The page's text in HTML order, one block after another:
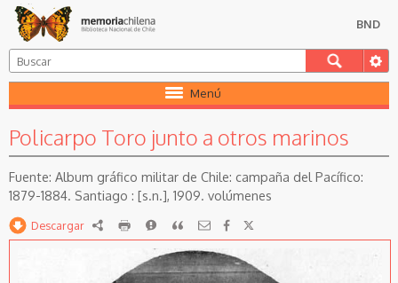
BND
Menú
Policarpo Toro junto a otros marinos
Album gráfico militar de Chile: campaña del Pacífico:
1879-1884. Santiago : [s.n.], 1909. volúmenes
Descargar RDF imprimirReportarCitar